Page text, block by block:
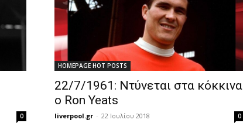
0
HOMEPAGE HOT POSTS
22/7/1961: Ντύνεται στα κόκκινα
ο Ron Yeats
liverpool.gr - 22 Ιουλίου 2018 0